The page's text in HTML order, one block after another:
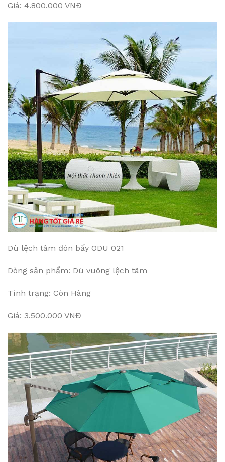
Giá: 4.800.000 VNĐ
Dù lệch tâm đòn bẩy ODU 021
Dòng sản phẩm: Dù vuông lệch tâm
Tình trạng: Còn Hàng
Giá: 3.500.000 VNĐ